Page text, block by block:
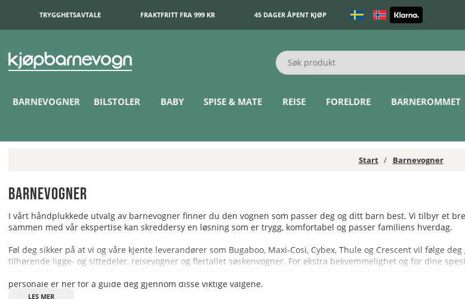
TRYGGHETSAVTALE FRAKTFRITT FRA 999 KR 45 DAGER ÅPENT KJØP
BARNEVOGNER BILSTOLER BABY SPISE & MATE REISE FORELDRE BARNEROMMET
Start Barnevogner
Barnevogner
I vårt håndplukkede utvalg av barnevogner finner du den vognen som passer deg og ditt barn best. Vi tilbyr et
sammen med vår ekspertise kan skreddersy en løsning som er trygg, komfortabel og passer familiens hverdag.
Føl deg sikker på at vi og våre kjente leverandører som Bugaboo, Maxi-Cosi, Cybex, Thule og Crescent vil følge
tilhørende ligge- og sittedeler, reisevogner og flertallet søskenvogner. For ekstra bekvemmelighet og for dine
personale er her for å guide deg gjennom disse viktige valgene.